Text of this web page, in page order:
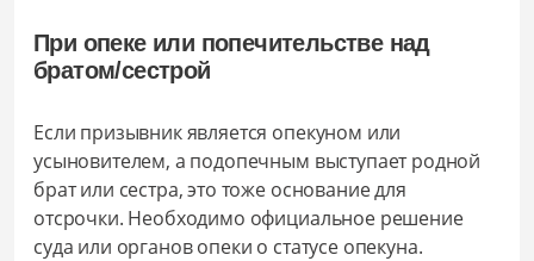
При опеке или попечительстве над
братом/сестрой
Если призывник является опекуном или
усыновителем, а подопечным выступает родной
брат или сестра, это тоже основание для
отсрочки. Необходимо официальное решение
суда или органов опеки о статусе опекуна.